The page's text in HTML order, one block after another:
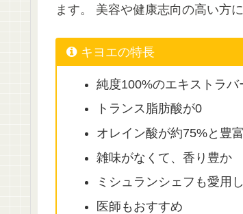
ます。 美容や健康志向の高い方
キヨエの特長
純度100%のエキストラ
トランス脂肪酸が0
オレイン酸が約75%と豊富
雑味がなくて、香り豊か
ミシュランシェフも愛用
医師もおすすめ